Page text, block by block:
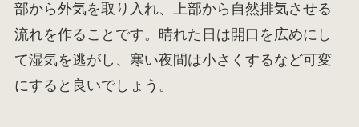
部から外気を取り入れ、上部から自然排気させる
流れを作ることです。晴れた日は開口を広めにし
て湿気を逃がし、寒い夜間は小さくするなど可変
にすると良いでしょう。